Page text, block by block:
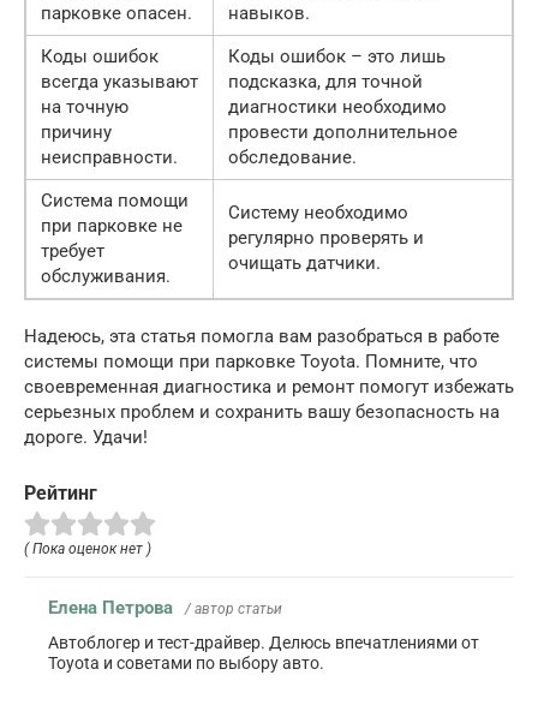
парковке опасен.
навыков.
Коды ошибок
всегда указывают
на точную
причину
неисправности.
Коды ошибок – это лишь
подсказка, для точной
диагностики необходимо
провести дополнительное
обследование.
Система помощи
при парковке не
требует
обслуживания.
Систему необходимо
регулярно проверять и
очищать датчики.
Надеюсь, эта статья помогла вам разобраться в работе
системы помощи при парковке Toyota. Помните, что
своевременная диагностика и ремонт помогут избежать
серьезных проблем и сохранить вашу безопасность на
дороге. Удачи!
Рейтинг
( Пока оценок нет )
Елена Петрова / автор статьи
Автоблогер и тест-драйвер. Делюсь впечатлениями от
Toyota и советами по выбору авто.